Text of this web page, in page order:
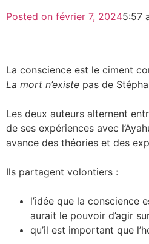
Posted on février 7, 20245:57
La conscience est le ciment
La mort n’existe pas de
Les deux auteurs alternent
de ses expériences avec
avance des théories et des
Ils partagent volontiers :
l’idée que la conscience
aurait le pouvoir d’agir
qu’il est important que